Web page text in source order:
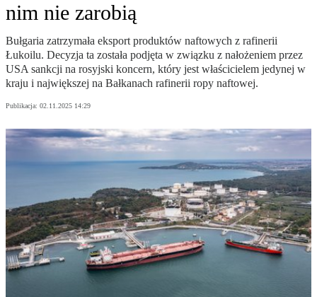
nim nie zarobią
Bułgaria zatrzymała eksport produktów naftowych z rafinerii
Łukoilu. Decyzja ta została podjęta w związku z nałożeniem przez
USA sankcji na rosyjski koncern, który jest właścicielem jedynej w
kraju i największej na Bałkanach rafinerii ropy naftowej.
Publikacja: 02.11.2025 14:29